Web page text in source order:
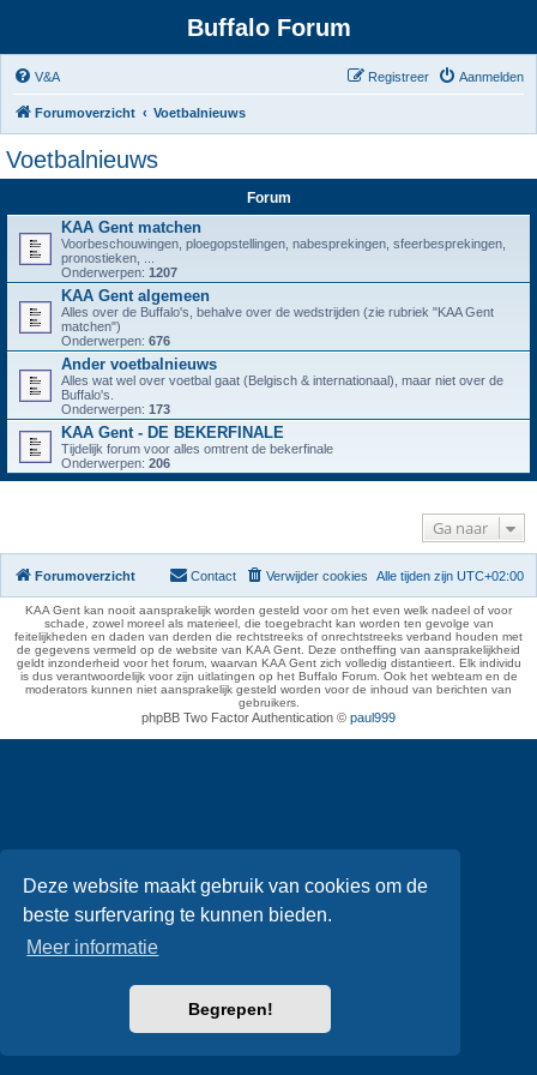
Deze website maakt gebruik van cookies om de
beste surfervaring te kunnen bieden.
Meer informatie
Begrepen!
Buffalo Forum
V&A Aanmelden
Registreer
Forumoverzicht Voetbalnieuws
Voetbalnieuws
Forum
KAA Gent matchen
Voorbeschouwingen, ploegopstellingen, nabesprekingen, sfeerbesprekingen,
pronostieken, ...
Onderwerpen: 1207
KAA Gent algemeen
Alles over de Buffalo's, behalve over de wedstrijden (zie rubriek "KAA Gent
matchen")
Onderwerpen: 676
Ander voetbalnieuws
Alles wat wel over voetbal gaat (Belgisch & internationaal), maar niet over de
Buffalo's.
Onderwerpen: 173
KAA Gent - DE BEKERFINALE
Tijdelijk forum voor alles omtrent de bekerfinale
Onderwerpen: 206
Ga naar
Forumoverzicht Alle tijden zijn UTC+02:00
Verwijder cookies
Contact
KAA Gent kan nooit aansprakelijk worden gesteld voor om het even welk nadeel of voor
schade, zowel moreel als materieel, die toegebracht kan worden ten gevolge van
feitelijkheden en daden van derden die rechtstreeks of onrechtstreeks verband houden met
de gegevens vermeld op de website van KAA Gent. Deze ontheffing van aansprakelijkheid
geldt inzonderheid voor het forum, waarvan KAA Gent zich volledig distantieert. Elk individu
is dus verantwoordelijk voor zijn uitlatingen op het Buffalo Forum. Ook het webteam en de
moderators kunnen niet aansprakelijk gesteld worden voor de inhoud van berichten van
gebruikers.
phpBB Two Factor Authentication © paul999